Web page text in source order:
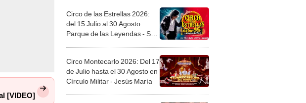
[VIDEO]
Circo de las Estrellas 2026:
del 15 Julio al 30 Agosto.
Parque de las Leyendas - San
Circo Montecarlo 2026: Del 17
de Julio hasta el 30 Agosto en
Círculo Militar - Jesús María